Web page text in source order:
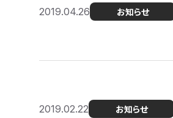
2019.04.26 お知らせ
2019.02.22 お知らせ